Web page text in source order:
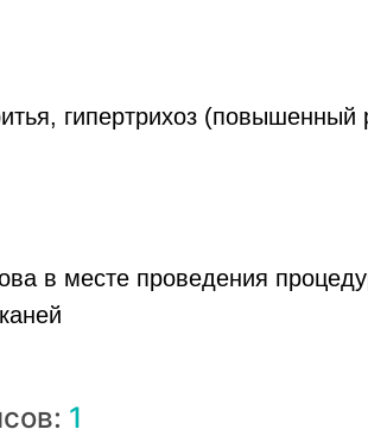
гипертрихоз (повышенный
в месте проведения
1